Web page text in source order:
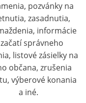
pozvánky na
zasadnutia,
informácie
správneho
listové zásielky na
občana, zrušenia
výberové konania
a iné.